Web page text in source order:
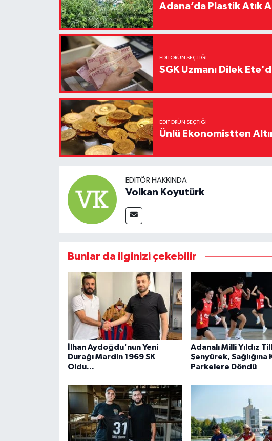
Adana’da Plastik Atık
EDITÖRÜN SEÇTIĞI
SGK Uzmanı Dilek
EDITÖRÜN SEÇTIĞI
Ünlü Ekonomistten
EDITÖR HAKKINDA
Volkan Koyutürk
Bunlar da ilginizi çekebilir
İlhan Aydoğdu'nun Yeni
Durağı Mardin 1969 SK
Oldu...
Adanalı Milli Yıldız
Şenyürek, Sağlığına
Parkelere Döndü